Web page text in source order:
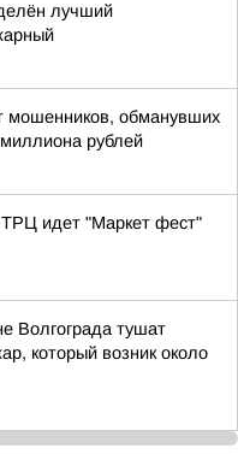
лучший
мошенников, обманувших
рублей
идет "Маркет фест"
Волгограда тушат
который возник около